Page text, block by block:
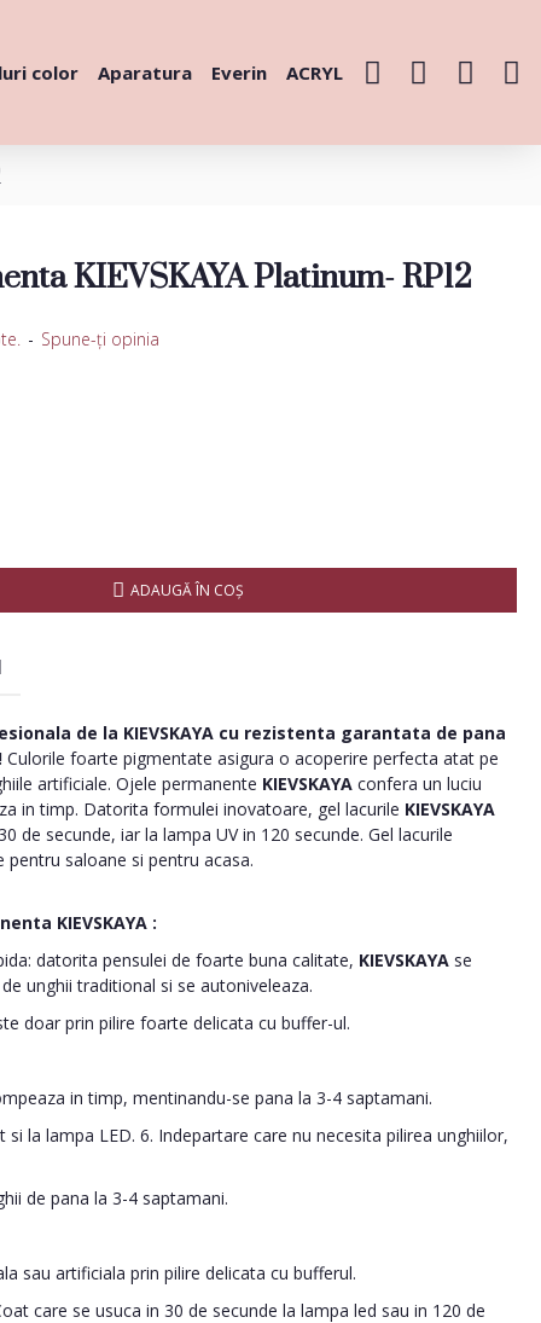
color Aparatura Everin ACRYL
KIEVSKAYA Platinum- RP12
- Spune-ţi opinia
ADAUGĂ ÎN COŞ
de la KIEVSKAYA cu rezistenta garantata de pana
Culorile foarte pigmentate asigura o acoperire perfecta atat pe
artificiale. Ojele permanente KIEVSKAYA confera un luciu
in timp. Datorita formulei inovatoare, gel lacurile KIEVSKAYA
de secunde, iar la lampa UV in 120 secunde. Gel lacurile
pentru saloane si pentru acasa.
KIEVSKAYA :
datorita pensulei de foarte buna calitate, KIEVSKAYA se
unghii traditional si se autoniveleaza.
doar prin pilire foarte delicata cu buffer-ul.
in timp, mentinandu-se pana la 3-4 saptamani.
si la lampa LED. 6. Indepartare care nu necesita pilirea unghiilor,
de pana la 3-4 saptamani.
sau artificiala prin pilire delicata cu bufferul.
care se usuca in 30 de secunde la lampa led sau in 120 de